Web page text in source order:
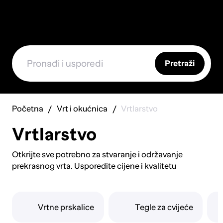
Pretraži
Početna Vrt i okućnica Vrtlarstvo
Vrtlarstvo
Otkrijte sve potrebno za stvaranje i održavanje
prekrasnog vrta. Usporedite cijene i kvalitetu
po kap i prskalice. Pronađite kvalitetna gnojiva, zemlju
Vrtne prskalice Tegle za cvijeće